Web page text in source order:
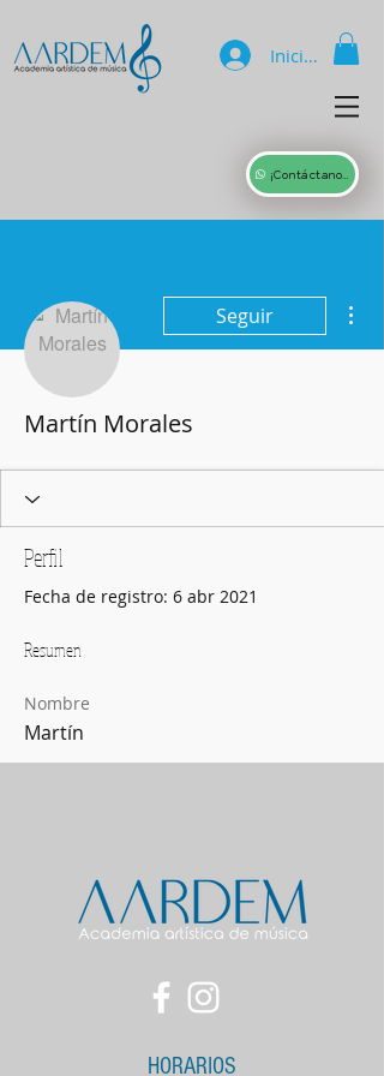
Iniciar sesión
¡Contáctanos!
Seguir
Martín Morales
Perfil
Fecha de registro: 6 abr 2021
Resumen
Nombre
Martín
HORARIOS